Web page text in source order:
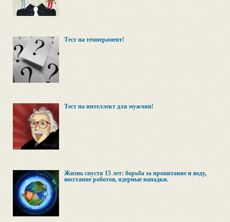
Тест на темперамент!
Тест на интеллект для мужчин!
Жизнь спустя 15 лет: борьба за пропитание и воду,
восстание роботов, ядерные нападки.